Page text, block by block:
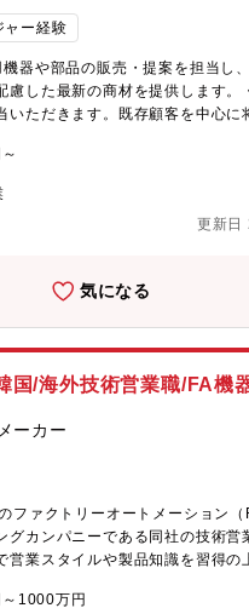
営業を行います。ユーザーによっ
術要素を含めたプレゼンテーショ
企業によって様々です。既存顧客
拓を行っていただきます。【取り
インで金型や加工対象物を自動で
レス機械・射出成型機などの機械
イメージです。（状況によって回
力】★実績やパフォーマンスが評
ざいます。★将来的には、韓国に
ャー経験
器や部品の販売・提案を担当し
慮した最新の商材を提供します。
いただきます。既存顧客を中心に
を目指せるポジションです。OJT
と共に業務を学びながら、独り立
・国内外の顧客に対する船舶用部
望をヒアリングし、最適なソリュ
機・その他船舶関連機器■組織構成
ーとして活躍いただく可能性もあ
お取引があり、強固なパートナー
スが多くあります。あなたのスキ
接、製品やサービスの魅力を伝え
更新日
気になる
国/海外技術営業職/FA機
ーカー
ファクトリーオートメーション（
グカンパニーである同社の技術営
営業スタイルや製品知識を習得の
1000万円